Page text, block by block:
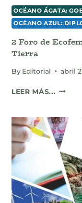
OCÉANO ÁGATA:
OCÉANO AZUL:
2 Foro de
Tierra
By Editorial abril
LEER MÁS... 2
POR
LA